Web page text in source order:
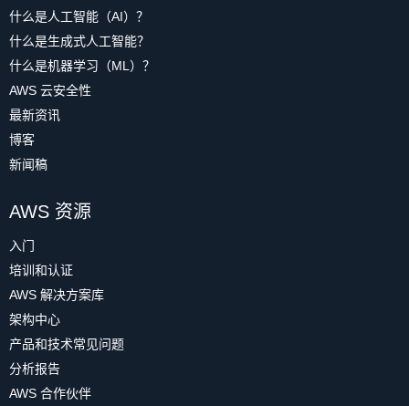
什么是人工智能（AI）？
什么是生成式人工智能？
什么是机器学习（ML）？
AWS 云安全性
最新资讯
博客
新闻稿
AWS 资源
入门
培训和认证
AWS 解决方案库
架构中心
产品和技术常见问题
分析报告
AWS 合作伙伴